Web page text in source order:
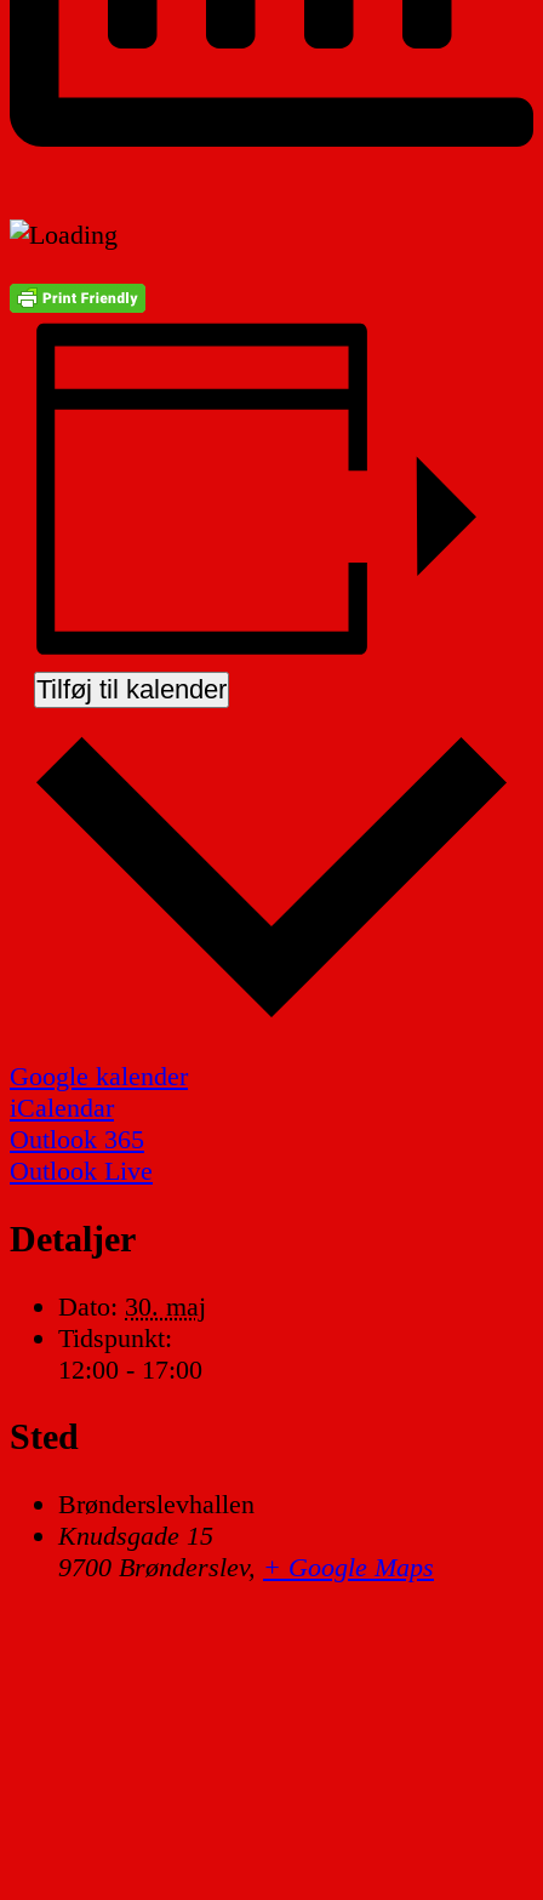
Tilføj til kalender
Google kalender
iCalendar
Outlook 365
Outlook Live
Detaljer
Dato: 30. maj
Tidspunkt:
12:00 - 17:00
Sted
Brønderslevhallen
Knudsgade 15
9700 Brønderslev, + Google Maps